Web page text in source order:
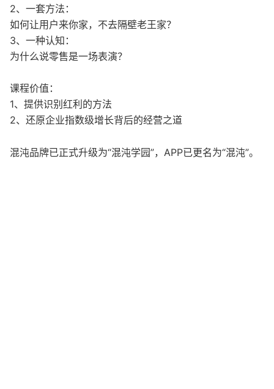
2、一套方法：
如何让用户来你家，不去隔壁老王家？
3、一种认知：
为什么说零售是一场表演？
课程价值：
1、提供识别红利的方法
2、还原企业指数级增长背后的经营之道
混沌品牌已正式升级为“混沌学园”，APP已更名为“混沌”。